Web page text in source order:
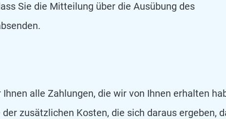
Sie die Mitteilung über die Ausübung des
alle Zahlungen, die wir von Ihnen erhalten
zusätzlichen Kosten, die sich daraus ergeben,